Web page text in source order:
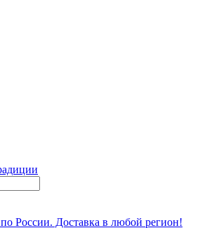
по России. Доставка в любой регион!